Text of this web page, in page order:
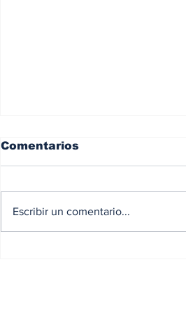
Comentarios
Escribir un comentario...